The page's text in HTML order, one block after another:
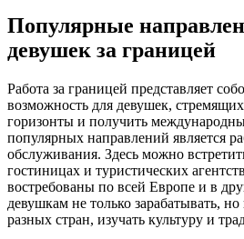
Популярные
девушек за границей
Работа за границей представляет
возможность для девушек,
горизонты и получить
популярных направлений является
обслуживания. Здесь можно
гостиницах и туристических
востребованы по всей Европе и в
девушкам не только зарабатывать,
разных стран, изучать культуру и